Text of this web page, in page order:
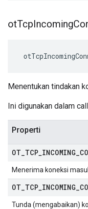
otTcpIncoming
Menentukan tindakan
Ini digunakan dalam
Properti
OT TCP INCOMING
Menerima koneksi
OT TCP INCOMING
Tunda (mengabaikan)